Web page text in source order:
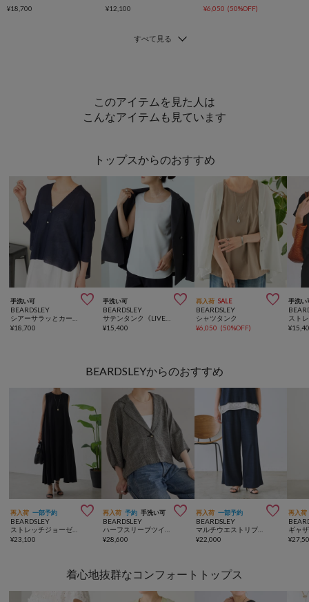
¥18,700 ¥12,100 ¥6,050 (50%OFF)
このアイテムを見た人は
こんなアイテムも見ています
トップスからのおすすめ
手洗い可 
BEARDSLEY
¥18,700
手洗い可 
BEARDSLEY
¥15,400
再入荷 SALE 
BEARDSLEY
シャツタンク
¥6,050 (50%OFF)
手洗い
¥
BEARDSLEYからのおすすめ
再入荷 一部予約 
BEARDSLEY
¥23,100
再入荷 予約 手洗い可 
BEARDSLEY
¥28,600
再入荷 一部予約 
BEARDSLEY
マルチウエストリブパンツ《6サイズ展開》【セットアップ】
¥22,000
再入荷
ギャ
¥
着心地抜群なコンフォートトップス